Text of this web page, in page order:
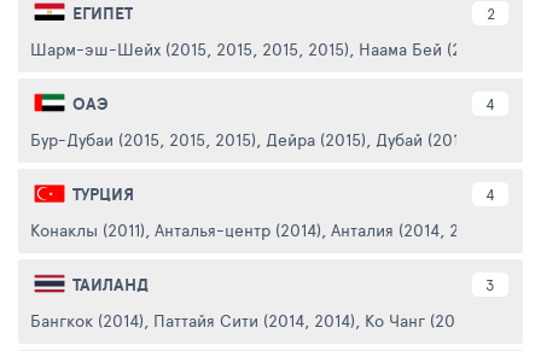
ЕГИПЕТ 2
Шарм-эш-Шейх (2015, 2015, 2015, 2015), Наама Бей (2015)
ОАЭ 4
Бур-Дубаи (2015, 2015, 2015), Дейра (2015), Дубай (2015)
ТУРЦИЯ 4
Конаклы (2011), Анталья-центр (2014), Анталия (2014, 2014, 2014)
ТАИЛАНД 3
Бангкок (2014), Паттайя Сити (2014, 2014), Ко Чанг (2014)